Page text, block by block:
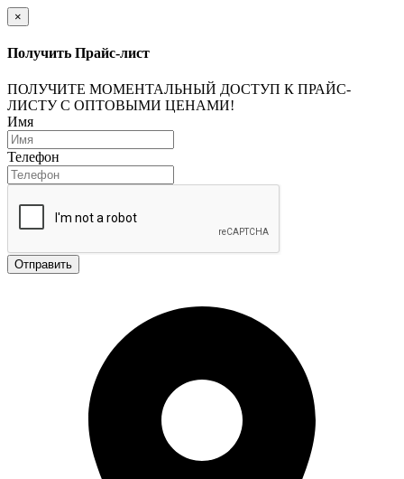
×
Получить Прайс-лист
ПОЛУЧИТЕ МОМЕНТАЛЬНЫЙ ДОСТУП К ПРАЙС-
ЛИСТУ С ОПТОВЫМИ ЦЕНАМИ!
Имя
Телефон
Отправить